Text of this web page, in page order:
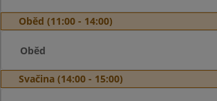
Oběd (11:00 - 14:00)
Oběd
Svačina (14:00 - 15:00)